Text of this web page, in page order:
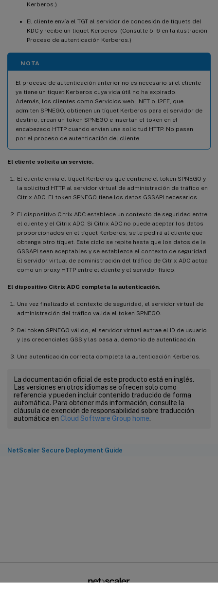
Kerberos.)
El cliente envía el TGT al servidor de concesión de tíquets del
KDC y recibe un tíquet Kerberos. (Consulte 5, 6 en la ilustración,
Proceso de autenticación Kerberos.)
NOTA
El proceso de autenticación anterior no es necesario si el cliente
ya tiene un tíquet Kerberos cuya vida útil no ha expirado.
Además, los clientes como Servicios web, .NET o J2EE, que
admiten SPNEGO, obtienen un tíquet Kerberos para el servidor de
destino, crean un token SPNEGO e insertan el token en el
encabezado HTTP cuando envían una solicitud HTTP. No pasan
por el proceso de autenticación del cliente.
El cliente solicita un servicio.
El cliente envía el tíquet Kerberos que contiene el token SPNEGO y
la solicitud HTTP al servidor virtual de administración de tráfico en
Citrix ADC. El token SPNEGO tiene los datos GSSAPI necesarios.
El dispositivo Citrix ADC establece un contexto de seguridad entre
el cliente y el Citrix ADC. Si Citrix ADC no puede aceptar los datos
proporcionados en el tíquet Kerberos, se le pedirá al cliente que
obtenga otro tíquet. Este ciclo se repite hasta que los datos de la
GSSAPI sean aceptables y se establezca el contexto de seguridad.
El servidor virtual de administración del tráfico de Citrix ADC actúa
como un proxy HTTP entre el cliente y el servidor físico.
El dispositivo Citrix ADC completa la autenticación.
Una vez finalizado el contexto de seguridad, el servidor virtual de
administración del tráfico valida el token SPNEGO.
Del token SPNEGO válido, el servidor virtual extrae el ID de usuario
y las credenciales GSS y las pasa al demonio de autenticación.
Una autenticación correcta completa la autenticación Kerberos.
La documentación oficial de este producto está en inglés.
Las versiones en otros idiomas se ofrecen solo como
referencia y pueden incluir contenido traducido de forma
automática. Para obtener más información, consulte la
cláusula de exención de responsabilidad sobre traducción
automática en Cloud Software Group home.
NetScaler Secure Deployment Guide